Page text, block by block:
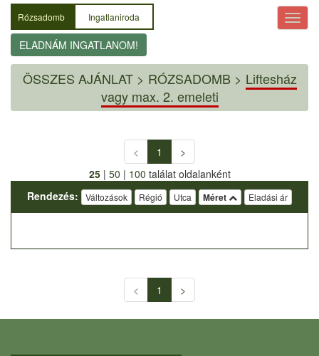
Rózsadomb Ingatlaniroda
ELADNÁM INGATLANOM!
ÖSSZES AJÁNLAT> RÓZSADOMB > Liftesház
vagy max. 2. emeleti
< 1
>
25| 50 | 100 találat oldalanként
Rendezés:
Változások Régió Utca Méret Eladási ár
< 1 >